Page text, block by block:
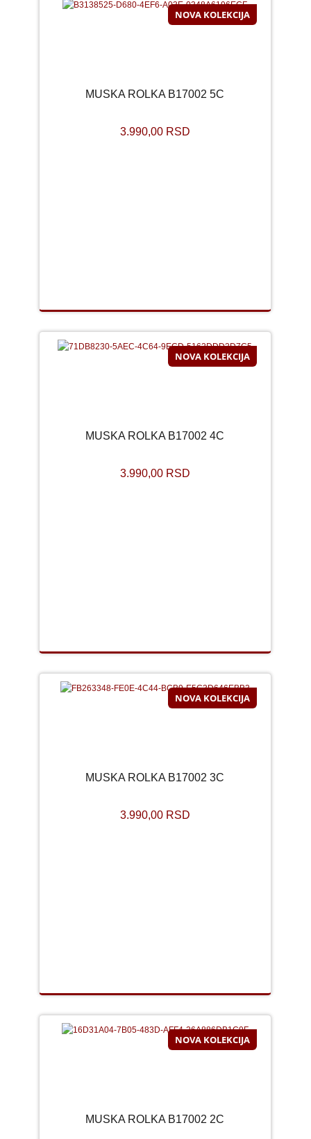
NOVA KOLEKCIJA
MUSKA ROLKA B17002 5C
3.990,00 RSD
NOVA KOLEKCIJA
MUSKA ROLKA B17002 4C
3.990,00 RSD
NOVA KOLEKCIJA
MUSKA ROLKA B17002 3C
3.990,00 RSD
NOVA KOLEKCIJA
MUSKA ROLKA B17002 2C